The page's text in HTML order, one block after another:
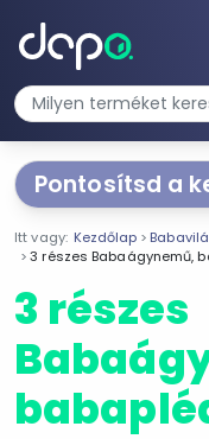
Pontosítsd a
Segítünk a
Válaszd ki a
Termékjellemzők
3 részes
4 részes
Itt vagy: Kezdőlap
3 részes Babaágynemű,
3 részes